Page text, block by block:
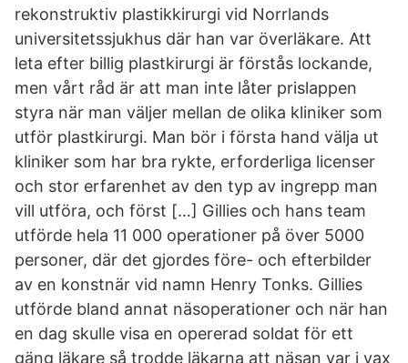
rekonstruktiv plastikkirurgi vid Norrlands
universitetssjukhus där han var överläkare. Att
leta efter billig plastkirurgi är förstås lockande,
men vårt råd är att man inte låter prislappen
styra när man väljer mellan de olika kliniker som
utför plastkirurgi. Man bör i första hand välja ut
kliniker som har bra rykte, erforderliga licenser
och stor erfarenhet av den typ av ingrepp man
vill utföra, och först […] Gillies och hans team
utförde hela 11 000 operationer på över 5000
personer, där det gjordes före- och efterbilder
av en konstnär vid namn Henry Tonks. Gillies
utförde bland annat näsoperationer och när han
en dag skulle visa en opererad soldat för ett
gäng läkare så trodde läkarna att näsan var i vax